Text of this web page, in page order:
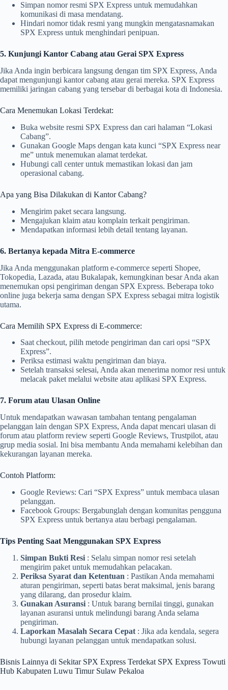
Simpan nomor resmi SPX Express untuk memudahkan
komunikasi di masa mendatang.
Hindari nomor tidak resmi yang mungkin mengatasnamakan
SPX Express untuk menghindari penipuan.
5. Kunjungi Kantor Cabang atau Gerai SPX Express
Jika Anda ingin berbicara langsung dengan tim SPX Express, Anda
dapat mengunjungi kantor cabang atau gerai mereka. SPX Express
memiliki jaringan cabang yang tersebar di berbagai kota di Indonesia.
Cara Menemukan Lokasi Terdekat:
Buka website resmi SPX Express dan cari halaman “Lokasi
Cabang”.
Gunakan Google Maps dengan kata kunci “SPX Express near
me” untuk menemukan alamat terdekat.
Hubungi call center untuk memastikan lokasi dan jam
operasional cabang.
Apa yang Bisa Dilakukan di Kantor Cabang?
Mengirim paket secara langsung.
Mengajukan klaim atau komplain terkait pengiriman.
Mendapatkan informasi lebih detail tentang layanan.
6. Bertanya kepada Mitra E-commerce
Jika Anda menggunakan platform e-commerce seperti Shopee,
Tokopedia, Lazada, atau Bukalapak, kemungkinan besar Anda akan
menemukan opsi pengiriman dengan SPX Express. Beberapa toko
online juga bekerja sama dengan SPX Express sebagai mitra logistik
utama.
Cara Memilih SPX Express di E-commerce:
Saat checkout, pilih metode pengiriman dan cari opsi “SPX
Express”.
Periksa estimasi waktu pengiriman dan biaya.
Setelah transaksi selesai, Anda akan menerima nomor resi untuk
melacak paket melalui website atau aplikasi SPX Express.
7. Forum atau Ulasan Online
Untuk mendapatkan wawasan tambahan tentang pengalaman
pelanggan lain dengan SPX Express, Anda dapat mencari ulasan di
forum atau platform review seperti Google Reviews, Trustpilot, atau
grup media sosial. Ini bisa membantu Anda memahami kelebihan dan
kekurangan layanan mereka.
Contoh Platform:
Google Reviews: Cari “SPX Express” untuk membaca ulasan
pelanggan.
Facebook Groups: Bergabunglah dengan komunitas pengguna
SPX Express untuk bertanya atau berbagi pengalaman.
Tips Penting Saat Menggunakan SPX Express
Simpan Bukti Resi : Selalu simpan nomor resi setelah
mengirim paket untuk memudahkan pelacakan.
Periksa Syarat dan Ketentuan : Pastikan Anda memahami
aturan pengiriman, seperti batas berat maksimal, jenis barang
yang dilarang, dan prosedur klaim.
Gunakan Asuransi : Untuk barang bernilai tinggi, gunakan
layanan asuransi untuk melindungi barang Anda selama
pengiriman.
Laporkan Masalah Secara Cepat : Jika ada kendala, segera
hubungi layanan pelanggan untuk mendapatkan solusi.
Bisnis Lainnya di Sekitar SPX Express Terdekat SPX Express Towuti
Hub Kabupaten Luwu Timur Sulaw Pekaloa